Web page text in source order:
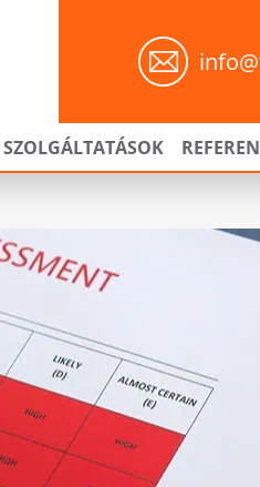
SZOLGÁLTATÁSOK